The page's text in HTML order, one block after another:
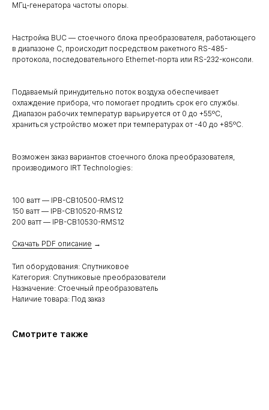
МГц-генератора частоты опоры.
Настройка BUC — стоечного блока преобразователя, работающего
в диапазоне C, происходит посредством ракетного RS-485-
протокола, последовательного Ethernet-порта или RS-232-консоли.
Подаваемый принудительно поток воздуха обеспечивает
охлаждение прибора, что помогает продлить срок его службы.
Диапазон рабочих температур варьируется от 0 до +55ºC,
храниться устройство может при температурах от -40 до +85ºC.
Возможен заказ вариантов стоечного блока преобразователя,
производимого IRT Technologies:
100 ватт — IPB-CB10500-RMS12
150 ватт — IPB-CB10520-RMS12
200 ватт — IPB-CB10530-RMS12
Скачать PDF описание →
Тип оборудования: Спутниковое
Категория: Спутниковые преобразователи
Назначение: Стоечный преобразователь
Наличие товара: Под заказ
Смотрите также